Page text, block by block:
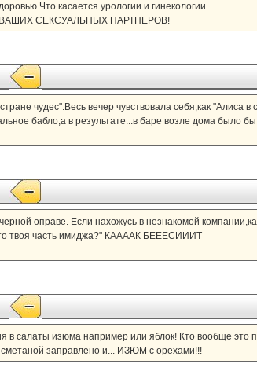
касается урологии и гинекологии.
СЕКСУАЛЬНЫХ ПАРТНЕРОВ!
чудес".Весь вечер чувствовала себя,как "Алиса в
бабло,а в результате...в баре возле дома было
оправе. Если нахожусь в незнакомой
твоя часть имиджа?" КААААК БЕЕЕСИИИТ
в салаты изюма например или яблок! Кто вообще это
сметаной заправлено и... ИЗЮМ с орехами!!!